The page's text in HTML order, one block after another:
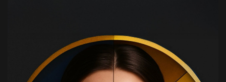
Kapalı Piezo Burun Estetiği
derin plan facelift